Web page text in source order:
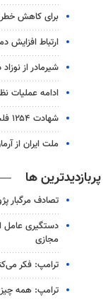
برای کاهش خطر
ارتباط
شیرمادر از
ادامه عملیات
شهادت ۱۲۵۴ فلسطینی در غزه از آغاز آتش‌بس تاکنون
ملت ایران از
پربازدیدترین ها
تصادف مرگبار
دستگیری عامل
مجازی
ترامپ: فکر
ترامپ: همه چیز